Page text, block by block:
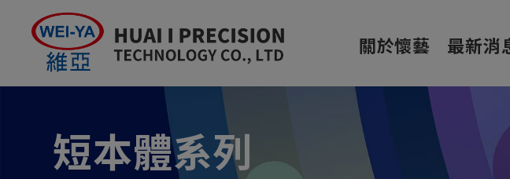
關於懷藝 最新消
短本體系列
Cookie管理面板